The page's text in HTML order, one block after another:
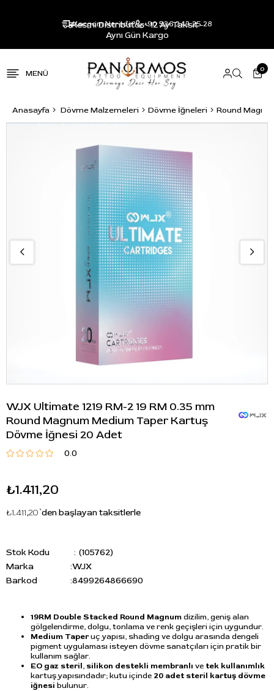
Resmi Distribütör - 12 Ay Taksit -
Aynı Gün Kargo
Kargom Nerede? +90 536 343 25 28
0
Anasayfa Dövme Malzemeleri Dövme İğneleri Round
WJX Ultimate 1219 RM-2 19 RM 0.35 mm
Round Magnum Medium Taper Kartuş
Dövme İğnesi 20 Adet
0.0
₺1.411,20
₺1.411,20`den başlayan taksitlerle
Stok Kodu
(105762)
Marka
:WJX
Barkod
:8499264866690
19RM Double Stacked Round Magnumdizilim, geniş alan
gölgelendirme, dolgu, tonlama ve renk geçişleri için uygundur.
Medium Taperuç yapısı, shading ve dolgu arasında dengeli
pigment uygulaması isteyen dövme sanatçıları için pratik bir
kullanım sağlar.
EO gaz steril, silikon destekli membranlı ve tek kullanımlık
kartuş yapısındadır; kutu içinde 20 adet steril kartuş dövme
iğnesi bulunur.